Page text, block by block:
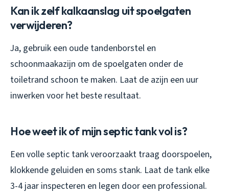
Kan ik zelf kalkaanslag uit spoelgaten
verwijderen?
Ja, gebruik een oude tandenborstel en
schoonmaakazijn om de spoelgaten onder de
toiletrand schoon te maken. Laat de azijn een uur
inwerken voor het beste resultaat.
Hoe weet ik of mijn septic tank vol is?
Een volle septic tank veroorzaakt traag doorspoelen,
klokkende geluiden en soms stank. Laat de tank elke
3-4 jaar inspecteren en legen door een professional.